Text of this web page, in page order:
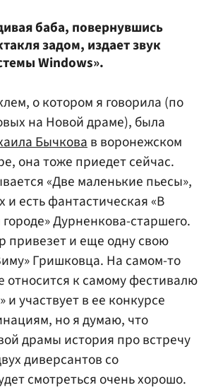
баба, повернувшись
задом, издает звук
Windows».
о котором я говорила (по
на Новой драме), была
Бычковав воронежском
она тоже приедет сейчас.
«Две маленькие пьесы»,
и есть фантастическая «В
Дурненкова-старшего.
привезет и еще одну свою
Гришковца. На самом-то
относится к самому фестивалю
и участвует в ее конкурсе
но я думаю, что
драмы история про встречу
диверсантов со
смотреться очень хорошо.